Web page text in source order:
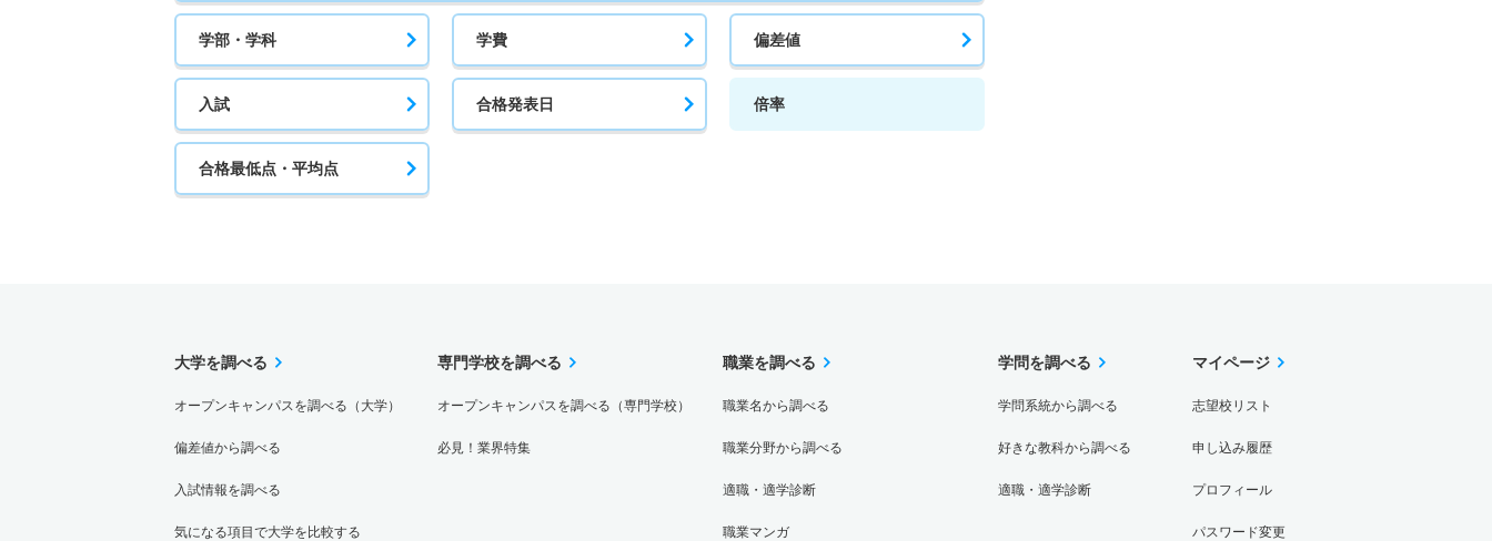
学部・学科 学費 偏差値
入試 合格発表日 倍率
合格最低点・平均点
大学を調べる
オープンキャンパスを調べる（大学）
偏差値から調べる
入試情報を調べる
気になる項目で大学を比較する
専門学校を調べる
オープンキャンパスを調べる（専門学校）
必見！業界特集
職業を調べる
職業名から調べる
職業分野から調べる
適職・適学診断
職業マンガ
学問を調べる
学問系統から調べる
好きな教科から調べる
適職・適学診断
マイページ
志望校リスト
申し込み履歴
プロフィール
パスワード変更